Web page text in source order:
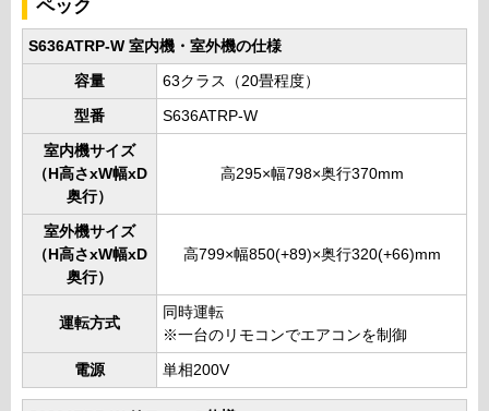
ペック
S636ATRP-W 室内機・室外機の仕様
容量 63クラス（20畳程度）
型番 S636ATRP-W
室内機サイズ
（H高さxW幅xD
奥行）
高295×幅798×奥行370mm
室外機サイズ
（H高さxW幅xD
奥行）
高799×幅850(+89)×奥行320(+66)mm
運転方式
同時運転
※一台のリモコンでエアコンを制御
電源 単相200V